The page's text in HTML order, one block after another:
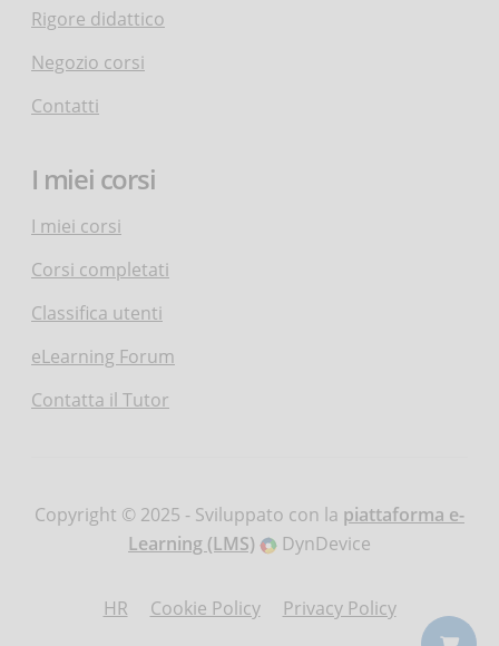
Rigore didattico
Negozio corsi
Contatti
I miei corsi
I miei corsi
Corsi completati
Classifica utenti
eLearning Forum
Contatta il Tutor
Copyright © 2025 - Sviluppato con la piattaforma e-
Learning (LMS)
DynDevice
HR Cookie Policy Privacy Policy